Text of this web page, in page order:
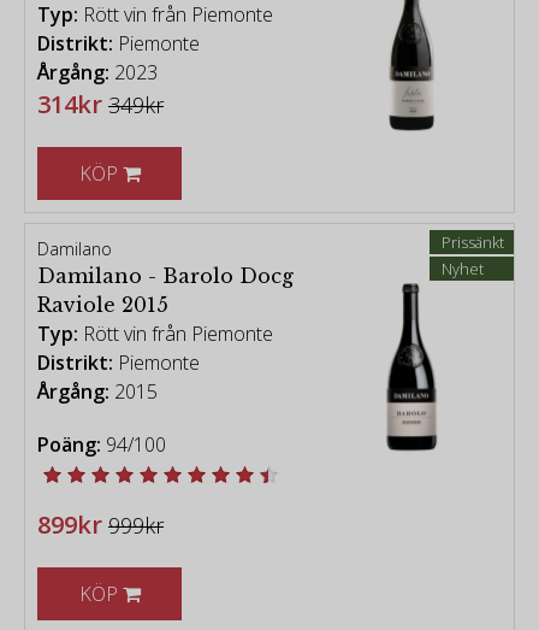
Typ: Rött vin från Piemonte
Distrikt: Piemonte
Årgång: 2023
314kr 349kr
KÖP
Prissänkt
Nyhet
Damilano
Damilano - Barolo Docg
Raviole 2015
Typ: Rött vin från Piemonte
Distrikt: Piemonte
Årgång: 2015
Poäng: 94/100
899kr 999kr
KÖP